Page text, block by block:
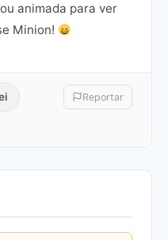
animada para ver
Minion!
Reportar